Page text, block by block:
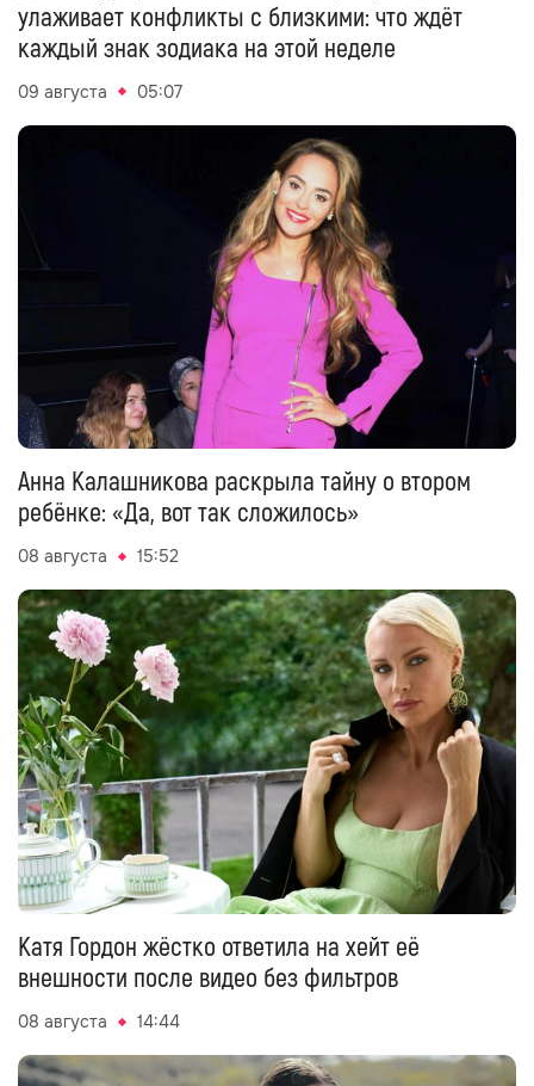
улаживает конфликты с близкими: что ждёт
каждый знак зодиака на этой неделе
09 августа 05:07
Анна Калашникова раскрыла тайну о втором
ребёнке: «Да, вот так сложилось»
08 августа 15:52
Катя Гордон жёстко ответила на хейт её
внешности после видео без фильтров
08 августа 14:44